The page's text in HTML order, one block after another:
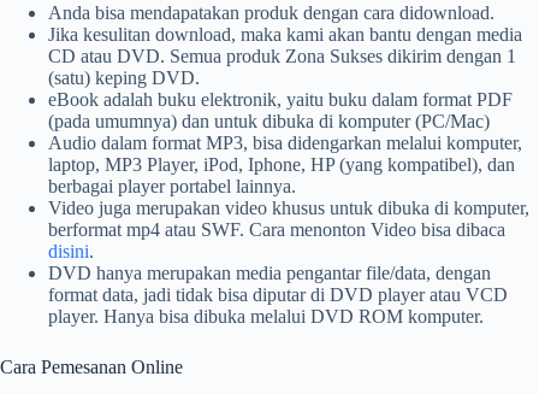
Anda bisa mendapatakan produk dengan cara didownload.
Jika kesulitan download, maka kami akan bantu dengan media
CD atau DVD. Semua produk Zona Sukses dikirim dengan 1
(satu) keping DVD.
eBook adalah buku elektronik, yaitu buku dalam format PDF
(pada umumnya) dan untuk dibuka di komputer (PC/Mac)
Audio dalam format MP3, bisa didengarkan melalui komputer,
laptop, MP3 Player, iPod, Iphone, HP (yang kompatibel), dan
berbagai player portabel lainnya.
Video juga merupakan video khusus untuk dibuka di komputer,
berformat mp4 atau SWF. Cara menonton Video bisa dibaca
disini.
DVD hanya merupakan media pengantar file/data, dengan
format data, jadi tidak bisa diputar di DVD player atau VCD
player. Hanya bisa dibuka melalui DVD ROM komputer.
Cara Pemesanan Online